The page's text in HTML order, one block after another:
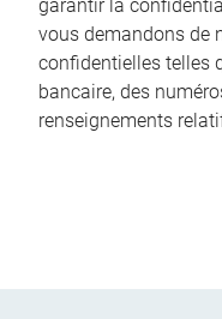
garantir la
vous demandons de
confidentielles telles
bancaire, des
renseignements